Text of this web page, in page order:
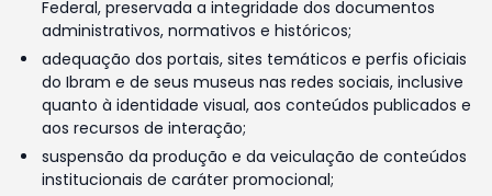
Federal, preservada a integridade dos documentos
administrativos, normativos e históricos;
adequação dos portais, sites temáticos e perfis oficiais
do Ibram e de seus museus nas redes sociais, inclusive
quanto à identidade visual, aos conteúdos publicados e
aos recursos de interação;
suspensão da produção e da veiculação de conteúdos
institucionais de caráter promocional;